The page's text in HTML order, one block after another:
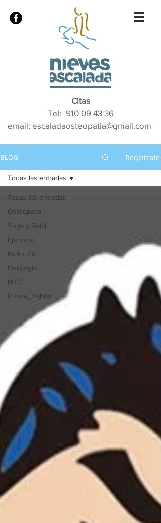
Citas
Tel: 910 09 43 36
email: escaladaosteopatia@gmail.com
BLOG Regístrate
Todas las entradas
Osteopatía
Yoga y Reiki
Ejercicio
Nutrición
Fisiología
MTC
Rutina_Hábito
Todas las entradas